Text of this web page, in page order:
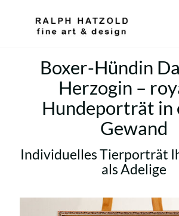
Boxer-Hündin
Herzogin –
Hundeporträt in
Gewand
Individuelles Tierporträt
als Adelige